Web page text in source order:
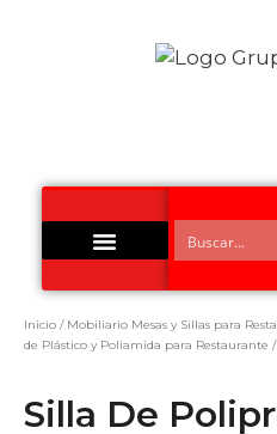
Inicio / Mobiliario Mesas y Sillas para
de Plástico y Poliamida para Restaurante
Silla De